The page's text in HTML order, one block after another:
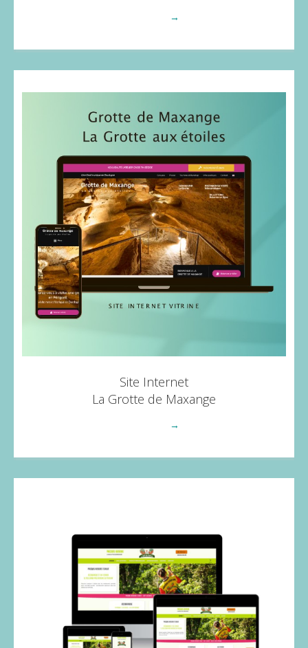
→
Site Internet
La Grotte de Maxange
→